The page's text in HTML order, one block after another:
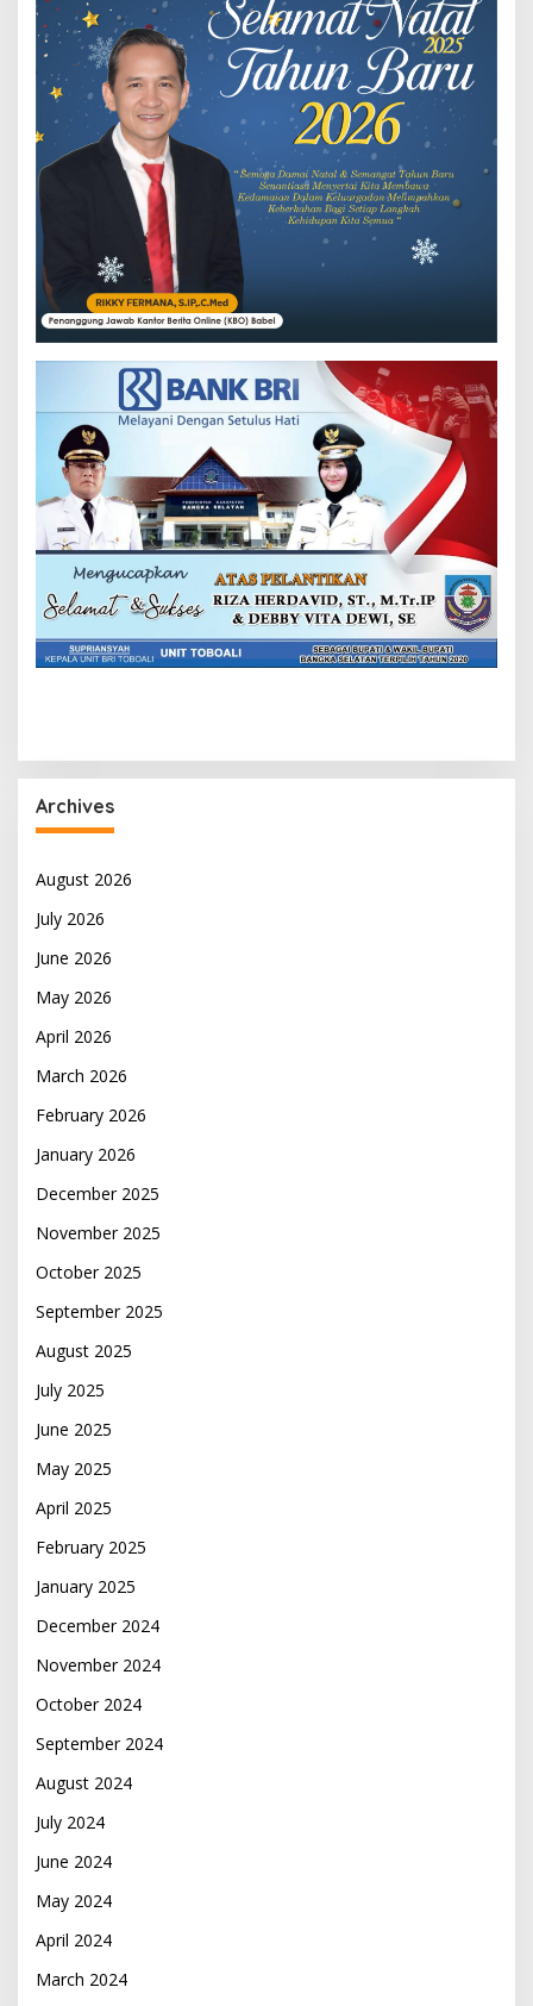
Archives
August 2026
July 2026
June 2026
May 2026
April 2026
March 2026
February 2026
January 2026
December 2025
November 2025
October 2025
September 2025
August 2025
July 2025
June 2025
May 2025
April 2025
February 2025
January 2025
December 2024
November 2024
October 2024
September 2024
August 2024
July 2024
June 2024
May 2024
April 2024
March 2024